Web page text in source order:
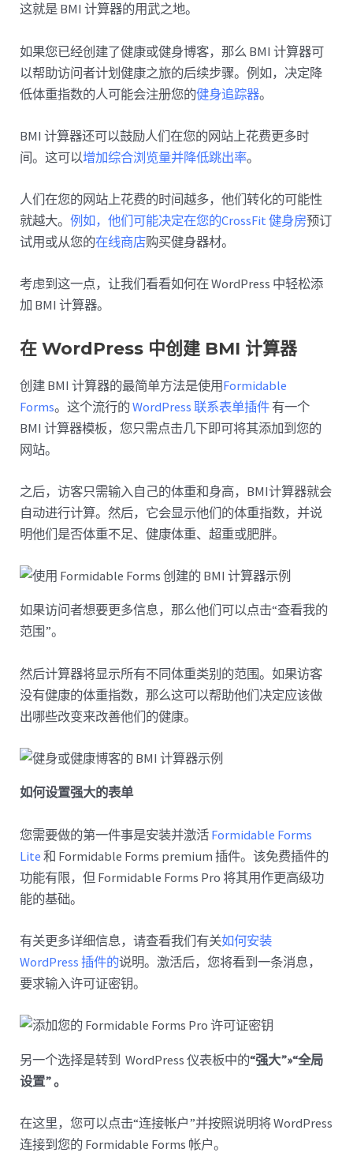
这就是 BMI 计算器的用武之地。
如果您已经创建了健康或健身博客，那么 BMI 计算器可
以帮助访问者计划健康之旅的后续步骤。例如，决定降
低体重指数的人可能会注册您的健身追踪器。
BMI 计算器还可以鼓励人们在您的网站上花费更多时
间。这可以增加综合浏览量并降低跳出率。
人们在您的网站上花费的时间越多，他们转化的可能性
就越大。例如，他们可能决定在您的CrossFit 健身房预订
试用或从您的在线商店购买健身器材。
考虑到这一点，让我们看看如何在 WordPress 中轻松添
加 BMI 计算器。
在 WordPress 中创建 BMI 计算器
创建 BMI 计算器的最简单方法是使用Formidable
Forms。这个流行的WordPress 联系表单插件 有一个
BMI 计算器模板，您只需点击几下即可将其添加到您的
网站。
之后，访客只需输入自己的体重和身高，BMI计算器就会
自动进行计算。然后，它会显示他们的体重指数，并说
明他们是否体重不足、健康体重、超重或肥胖。
如果访问者想要更多信息，那么他们可以点击“查看我的
范围”。
然后计算器将显示所有不同体重类别的范围。如果访客
没有健康的体重指数，那么这可以帮助他们决定应该做
出哪些改变来改善他们的健康。
如何设置强大的表单
您需要做的第一件事是安装并激活 Formidable Forms
Lite 和 Formidable Forms premium 插件。该免费插件的
功能有限，但 Formidable Forms Pro 将其用作更高级功
能的基础。
有关更多详细信息，请查看我们有关如何安装
WordPress 插件的说明。激活后，您将看到一条消息，
要求输入许可证密钥。
另一个选择是转到 WordPress 仪表板中的“强大”»“全局
设置” 。
在这里，您可以点击“连接帐户”并按照说明将 WordPress
连接到您的 Formidable Forms 帐户。